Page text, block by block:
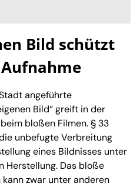
Bild schützt
angeführte
Bild“ greift in der
bloßen Filmen. § 33
unbefugte Verbreitung
eines Bildnisses unter
Herstellung. Das bloße
zwar unter anderen